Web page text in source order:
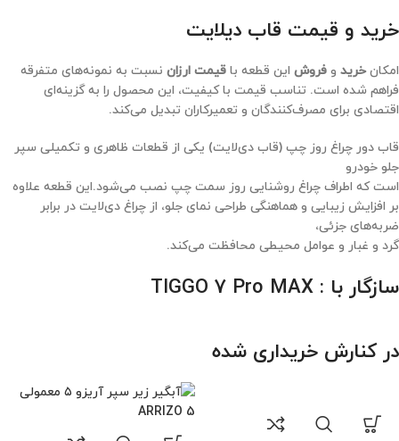
خرید و قیمت قاب دیلایت
امکانخرید وفروش این قطعه باقیمت ارزان نسبت به نمونه‌های متفرقه
فراهم شده است. تناسب قیمت با کیفیت، این محصول را به گزینه‌ای
اقتصادی برای مصرف‌کنندگان و تعمیرکاران تبدیل می‌کند.
قاب دور چراغ روز چپ (قاب دی‌لایت) یکی از قطعات ظاهری و تکمیلی سپر
جلو خودرو
است که اطراف چراغ روشنایی روز سمت چپ نصب می‌شود.این قطعه علاوه
بر افزایش زیبایی و هماهنگی طراحی نمای جلو، از چراغ دی‌لایت در برابر
ضربه‌های جزئی،
گرد و غبار و عوامل محیطی محافظت می‌کند.
سازگار با : TIGGO 7 Pro MAX
در کنارش خریداری شده